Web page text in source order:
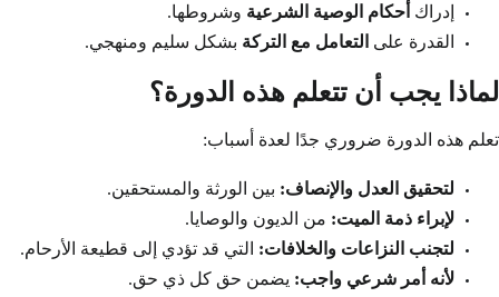
إدراك أحكام الوصية الشرعية وشروطها.
القدرة على التعامل مع التركة بشكل سليم ومنهجي.
لماذا يجب أن تتعلم هذه الدورة؟
تعلم هذه الدورة ضروري جدًا لعدة أسباب:
لتحقيق العدل والإنصاف: بين الورثة والمستحقين.
لإبراء ذمة الميت: من الديون والوصايا.
لتجنب النزاعات والخلافات: التي قد تؤدي إلى قطيعة الأرحام.
لأنه أمر شرعي واجب: يضمن حق كل ذي حق.